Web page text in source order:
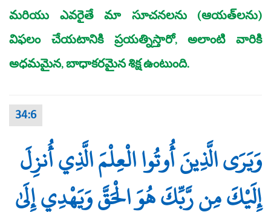
మరియు ఎవరైతే మా సూచనలను (ఆయత్‌లను)
విఫలం చేయటానికి ప్రయత్నిస్తారో, అలాంటి వారికి
అధమమైన, బాధాకరమైన శిక్ష ఉంటుంది.
34:6
وَيَرَى الَّذِينَ أُوتُوا الْعِلْمَ الَّذِي أُنزِلَ
إِلَيْكَ مِن رَّبِّكَ هُوَ الْحَقَّ وَيَهْدِي إِلَىٰ